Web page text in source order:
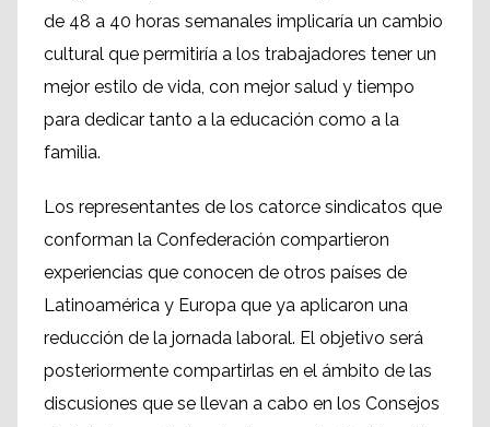
de 48 a 40 horas semanales implicaría un cambio
cultural que permitiría a los trabajadores tener un
mejor estilo de vida, con mejor salud y tiempo
para dedicar tanto a la educación como a la
familia.
Los representantes de los catorce sindicatos que
conforman la Confederación compartieron
experiencias que conocen de otros países de
Latinoamérica y Europa que ya aplicaron una
reducción de la jornada laboral. El objetivo será
posteriormente compartirlas en el ámbito de las
discusiones que se llevan a cabo en los Consejos